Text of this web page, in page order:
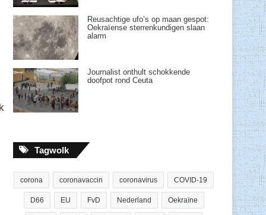
Reusachtige ufo’s op maan gespot:
Oekraïense sterrenkundigen slaan
alarm
Journalist onthult schokkende
doofpot rond Ceuta
Tagwolk
corona coronavaccin coronavirus COVID-19
D66 EU FvD Nederland Oekraïne